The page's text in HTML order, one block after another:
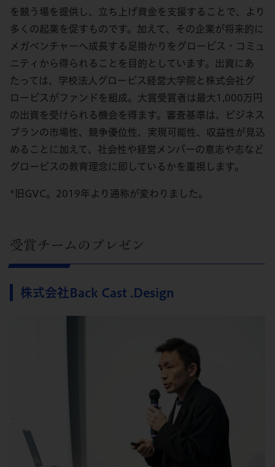
を競う場を提供し、立ち上げ資金を支援することで、より
多くの起業を促すものです。加えて、その企業が将来的に
メガベンチャーへ成長する足掛かりをグロービス・コミュ
ニティから得られることを目的としています。出資にあ
たっては、学校法人グロービス経営大学院と株式会社グ
ロービスがファンドを組成。大賞受賞者は最大1,000万円
の出資を受けられる機会を得ます。審査基準は、ビジネス
プランの市場性、競争優位性、実現可能性、収益性が見込
めることに加えて、社会性や経営メンバーの意志や志など
グロービスの教育理念に即しているかを重視します。
*旧GVC。2019年より通称が変わりました。
受賞チームのプレゼン
株式会社Back Cast .Design